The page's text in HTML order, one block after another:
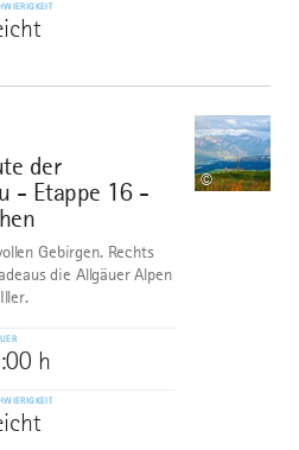
der
- Etappe 16 -
©
Gebirgen. Rechts
die Allgäuer Alpen
h